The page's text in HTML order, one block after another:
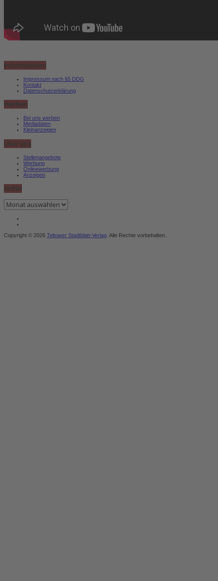
Informationen
Impressum nach §5 DDG
Kontakt
Datenschutzerklärung
Werben
Bei uns werben
Mediadaten
Kleinanzeigen
Über uns
Stellenangebote
Werbung
Onlinewerbung
Anzeigen
Archiv
Archiv
Copyright © 2026 Teltower Stadtblatt-Verlag . Alle Rechte vorbehalten.